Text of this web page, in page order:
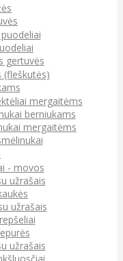
gertuvės
(fleškutės)
mergaitėms
berniukams
mergaitėms
- movos
užrašais
užrašais
užrašais